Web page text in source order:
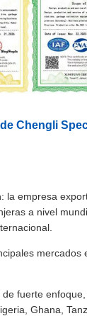
Chengli
la empresa
a nivel
mercados
fuerte
Ghana,